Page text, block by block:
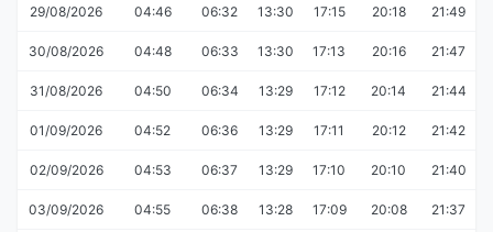
29/08/2026 04:46 06:32 13:30 17:15 20:18 21:49
30/08/2026 04:48 06:33 13:30 17:13 20:16 21:47
31/08/2026 04:50 06:34 13:29 17:12 20:14 21:44
01/09/2026 04:52 06:36 13:29 17:11 20:12 21:42
02/09/2026 04:53 06:37 13:29 17:10 20:10 21:40
03/09/2026 04:55 06:38 13:28 17:09 20:08 21:37